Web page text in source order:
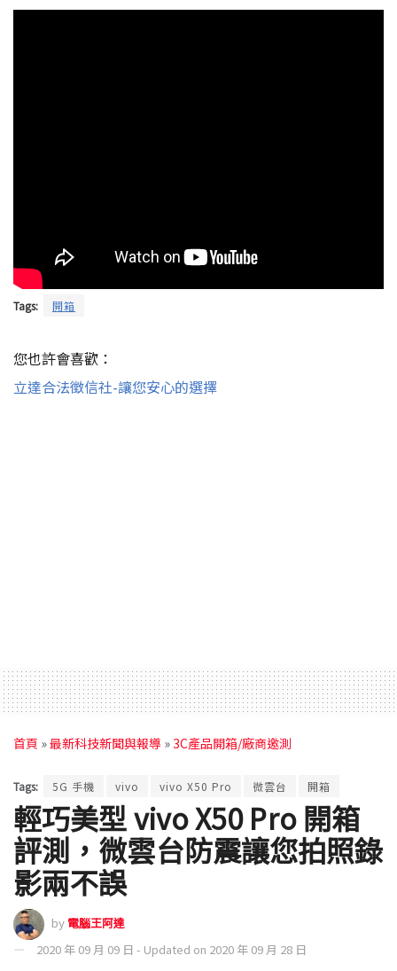
Tags: 開箱
您也許會喜歡：
立達合法徵信社-讓您安心的選擇
首頁 »最新科技新聞與報導 »3C產品開箱/廠商邀測
Tags: 5G 手機 vivo vivo X50 Pro 微雲台 開箱
輕巧美型 vivo X50 Pro 開箱
評測，微雲台防震讓您拍照錄
影兩不誤
by 電腦王阿達
2020 年 09 月 09 日 - Updated on 2020 年 09 月 28 日